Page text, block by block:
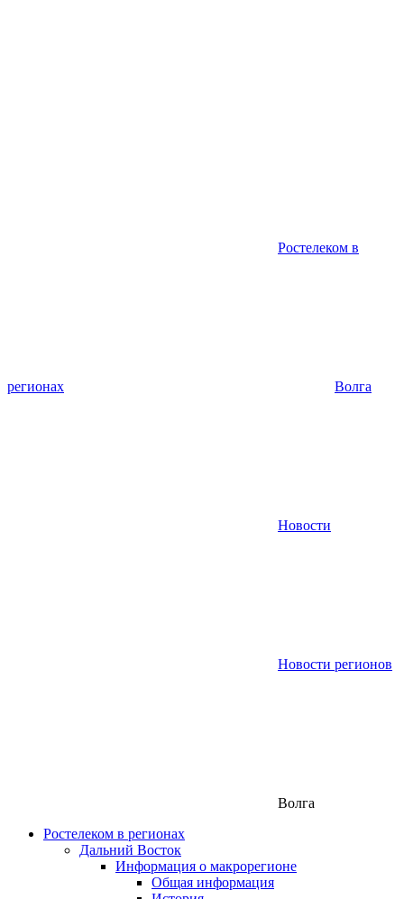
Ростелеком в
регионах Волга
Новости
Новости регионов
Волга
Ростелеком в регионах
Дальний Восток
Информация о макрорегионе
Общая информация